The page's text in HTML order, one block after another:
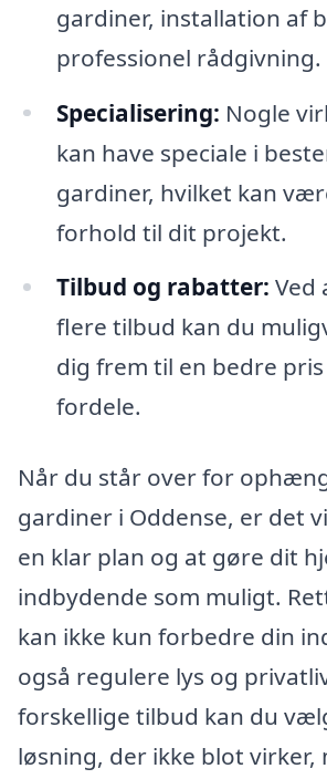
gardiner, installation af
professionel rådgivning.
Specialisering: Nogle
kan have speciale i
gardiner, hvilket kan
forhold til dit projekt.
Tilbud og rabatter: Ved
flere tilbud kan du
dig frem til en bedre
fordele.
Når du står over for
gardiner i Oddense, er det
en klar plan og at gøre dit
indbydende som muligt.
kan ikke kun forbedre din
også regulere lys og
forskellige tilbud kan du
løsning, der ikke blot virker,